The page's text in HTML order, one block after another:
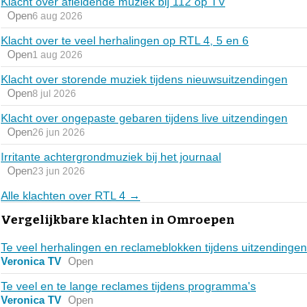
Open6 aug 2026
Klacht over te veel herhalingen op RTL 4, 5 en 6
Open1 aug 2026
Klacht over storende muziek tijdens nieuwsuitzendingen
Open8 jul 2026
Klacht over ongepaste gebaren tijdens live uitzendingen
Open26 jun 2026
Irritante achtergrondmuziek bij het journaal
Open23 jun 2026
Alle klachten over RTL 4 →
Vergelijkbare klachten in Omroepen
Te veel herhalingen en reclameblokken tijdens uitzendingen
Veronica TV Open
Te veel en te lange reclames tijdens programma's
Veronica TV Open